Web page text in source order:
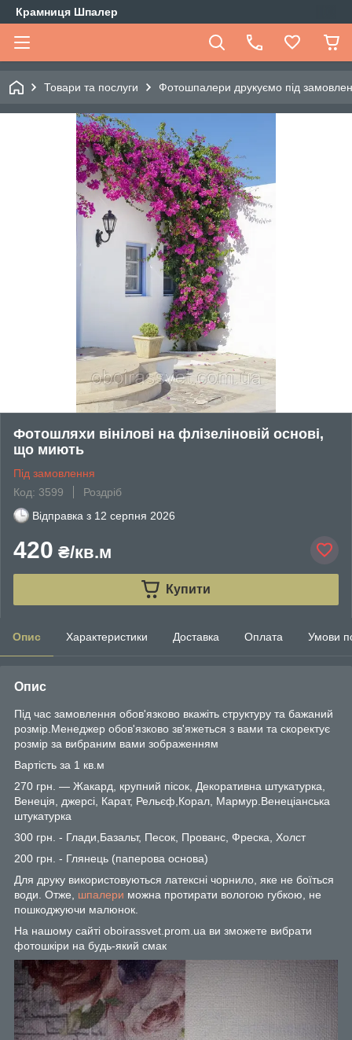
Крамниця Шпалер
Товари та послуги Фотошпалери друкуємо під
Фотошляхи вінілові на флізеліновій основі,
що миють
Під замовлення
Код: 3599
Роздріб
Відправка з 12 серпня 2026
420 ₴/кв.м
Купити
Опис Характеристики Доставка Оплата Умови
Опис
Під час замовлення обов'язково вкажіть структуру та бажаний
розмір.Менеджер обов'язково зв'яжеться з вами та скоректує
розмір за вибраним вами зображенням
Вартість за 1 кв.м
270 грн. — Жакард, крупний пісок, Декоративна штукатурка,
Венеція, джерсі, Карат, Рельєф,Корал, Мармур.Венеціанська
штукатурка
300 грн. - Глади,Базальт, Песок, Прованс, Фреска, Холст
200 грн. - Глянець (паперова основа)
Для друку використовуються латексні чорнило, яке не боїться
води. Отже, шпалери можна протирати вологою губкою, не
пошкоджуючи малюнок.
На нашому сайті oboirassvet.prom.ua ви зможете вибрати
фотошкіри на будь-який смак